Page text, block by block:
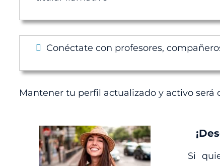
Conéctate con profesores,
Mantener tu perfil actualizado y activo
Si